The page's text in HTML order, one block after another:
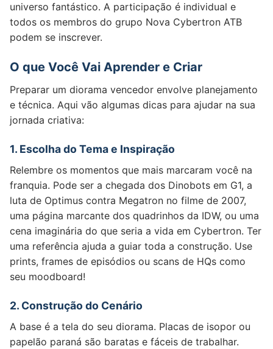
universo fantástico. A participação é individual e
todos os membros do grupo Nova Cybertron ATB
podem se inscrever.
O que Você Vai Aprender e Criar
Preparar um diorama vencedor envolve planejamento
e técnica. Aqui vão algumas dicas para ajudar na sua
jornada criativa:
1. Escolha do Tema e Inspiração
Relembre os momentos que mais marcaram você na
franquia. Pode ser a chegada dos Dinobots em G1, a
luta de Optimus contra Megatron no filme de 2007,
uma página marcante dos quadrinhos da IDW, ou uma
cena imaginária do que seria a vida em Cybertron. Ter
uma referência ajuda a guiar toda a construção. Use
prints, frames de episódios ou scans de HQs como
seu moodboard!
2. Construção do Cenário
A base é a tela do seu diorama. Placas de isopor ou
papelão paraná são baratas e fáceis de trabalhar.